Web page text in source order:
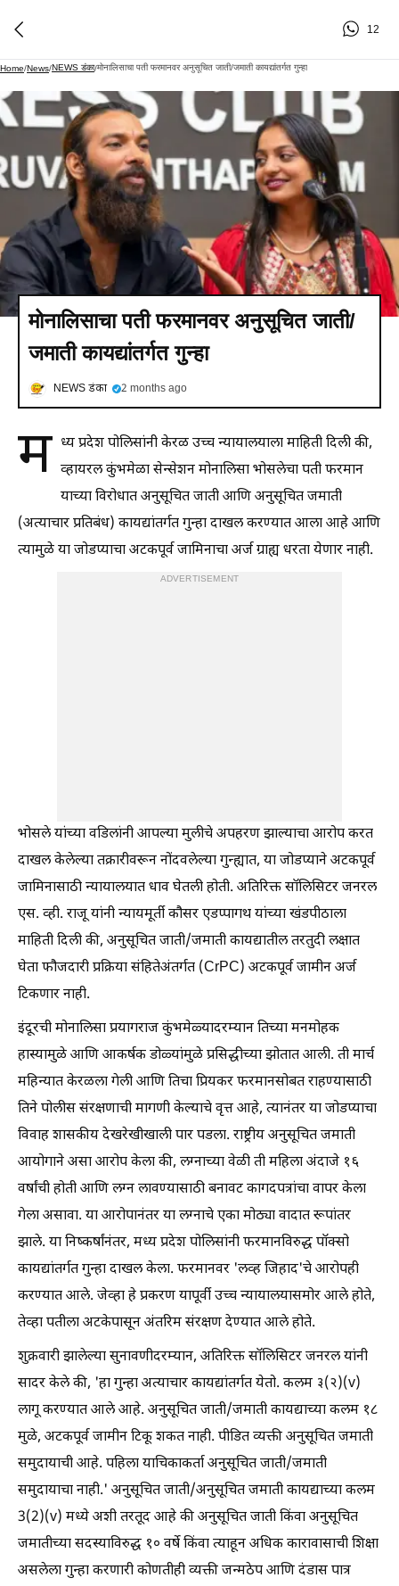
12
Home/News/NEWS डंका/मोनालिसाचा पती फरमानवर अनुसूचित जाती/जमाती कायद्यांतर्गत गुन्हा
मोनालिसाचा पती फरमानवर अनुसूचित जाती/
जमाती कायद्यांतर्गत गुन्हा
NEWS डंका 2 months ago
म ध्य प्रदेश पोलिसांनी केरळ उच्च न्यायालयाला माहिती दिली की,
व्हायरल कुंभमेळा सेन्सेशन मोनालिसा भोसलेचा पती फरमान
याच्या विरोधात अनुसूचित जाती आणि अनुसूचित जमाती
(अत्याचार प्रतिबंध) कायद्यांतर्गत गुन्हा दाखल करण्यात आला आहे आणि
त्यामुळे या जोडप्याचा अटकपूर्व जामिनाचा अर्ज ग्राह्य धरता येणार नाही.
ADVERTISEMENT
भोसले यांच्या वडिलांनी आपल्या मुलीचे अपहरण झाल्याचा आरोप करत
दाखल केलेल्या तक्रारीवरून नोंदवलेल्या गुन्ह्यात, या जोडप्याने अटकपूर्व
जामिनासाठी न्यायालयात धाव घेतली होती. अतिरिक्त सॉलिसिटर जनरल
एस. व्ही. राजू यांनी न्यायमूर्ती कौसर एडप्पागथ यांच्या खंडपीठाला
माहिती दिली की, अनुसूचित जाती/जमाती कायद्यातील तरतुदी लक्षात
घेता फौजदारी प्रक्रिया संहितेअंतर्गत (CrPC) अटकपूर्व जामीन अर्ज
टिकणार नाही.
इंदूरची मोनालिसा प्रयागराज कुंभमेळ्यादरम्यान तिच्या मनमोहक
हास्यामुळे आणि आकर्षक डोळ्यांमुळे प्रसिद्धीच्या झोतात आली. ती मार्च
महिन्यात केरळला गेली आणि तिचा प्रियकर फरमानसोबत राहण्यासाठी
तिने पोलीस संरक्षणाची मागणी केल्याचे वृत्त आहे, त्यानंतर या जोडप्याचा
विवाह शासकीय देखरेखीखाली पार पडला. राष्ट्रीय अनुसूचित जमाती
आयोगाने असा आरोप केला की, लग्नाच्या वेळी ती महिला अंदाजे १६
वर्षांची होती आणि लग्न लावण्यासाठी बनावट कागदपत्रांचा वापर केला
गेला असावा. या आरोपानंतर या लग्नाचे एका मोठ्या वादात रूपांतर
झाले. या निष्कर्षांनंतर, मध्य प्रदेश पोलिसांनी फरमानविरुद्ध पॉक्सो
कायद्यांतर्गत गुन्हा दाखल केला. फरमानवर 'लव्ह जिहाद'चे आरोपही
करण्यात आले. जेव्हा हे प्रकरण यापूर्वी उच्च न्यायालयासमोर आले होते,
तेव्हा पतीला अटकेपासून अंतरिम संरक्षण देण्यात आले होते.
शुक्रवारी झालेल्या सुनावणीदरम्यान, अतिरिक्त सॉलिसिटर जनरल यांनी
सादर केले की, 'हा गुन्हा अत्याचार कायद्यांतर्गत येतो. कलम ३(२)(v)
लागू करण्यात आले आहे. अनुसूचित जाती/जमाती कायद्याच्या कलम १८
मुळे, अटकपूर्व जामीन टिकू शकत नाही. पीडित व्यक्ती अनुसूचित जमाती
समुदायाची आहे. पहिला याचिकाकर्ता अनुसूचित जाती/जमाती
समुदायाचा नाही.' अनुसूचित जाती/अनुसूचित जमाती कायद्याच्या कलम
3(2)(v) मध्ये अशी तरतूद आहे की अनुसूचित जाती किंवा अनुसूचित
जमातीच्या सदस्याविरुद्ध १० वर्षे किंवा त्याहून अधिक कारावासाची शिक्षा
असलेला गुन्हा करणारी कोणतीही व्यक्ती जन्मठेप आणि दंडास पात्र